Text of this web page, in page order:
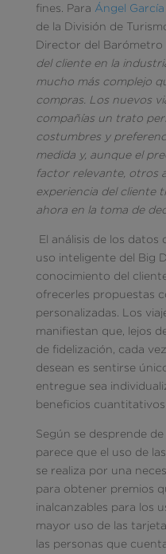
fines. Para Ángel
de la División de
Director del
del cliente en la
mucho más complejo
compras. Los nuevos
compañías un trato
costumbres y
medida y, aunque el
factor relevante, otros
experiencia del cliente
ahora en la toma de
El análisis de los datos
uso inteligente del Big
conocimiento del
ofrecerles propuestas
personalizadas. Los
manifiestan que, lejos
de fidelización, cada
desean es sentirse
entregue sea
beneficios
Según se desprende
parece que el uso de
se realiza por una
para obtener premios
inalcanzables para los
mayor uso de las
las personas que